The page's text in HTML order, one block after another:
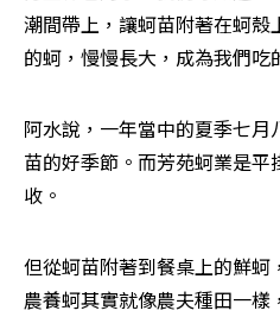
潮間帶上，讓蚵苗附著在蚵
的蚵，慢慢長大，成為我們吃
阿水說，一年當中的夏季七
苗的好季節。而芳苑蚵業是
收。
但從蚵苗附著到餐桌上的鮮
農養蚵其實就像農夫種田一樣